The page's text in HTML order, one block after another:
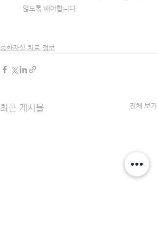
않도록 해야합니다.
중환자실 치료 정보
최근 게시물 전체 보기